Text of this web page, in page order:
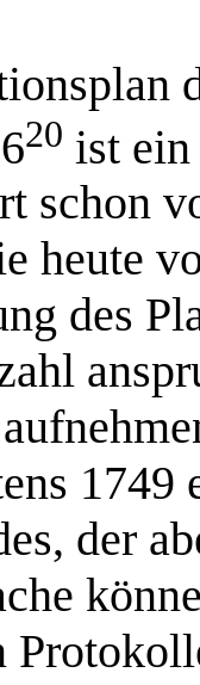
20 ist ein
schon
heute
des
1749
der